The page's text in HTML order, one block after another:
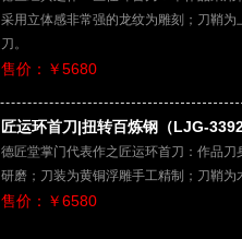
采用立体感非常强的龙纹为雕刻；刀鞘
刀。
售价：￥5680
匠运环首刀|扭转百炼钢（LJG-
德匠堂掌门代表作之匠运环首刀：作品
研磨；刀装为黄铜浮雕手工精制；刀鞘
售价：￥6580